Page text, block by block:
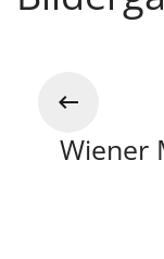
Wiener